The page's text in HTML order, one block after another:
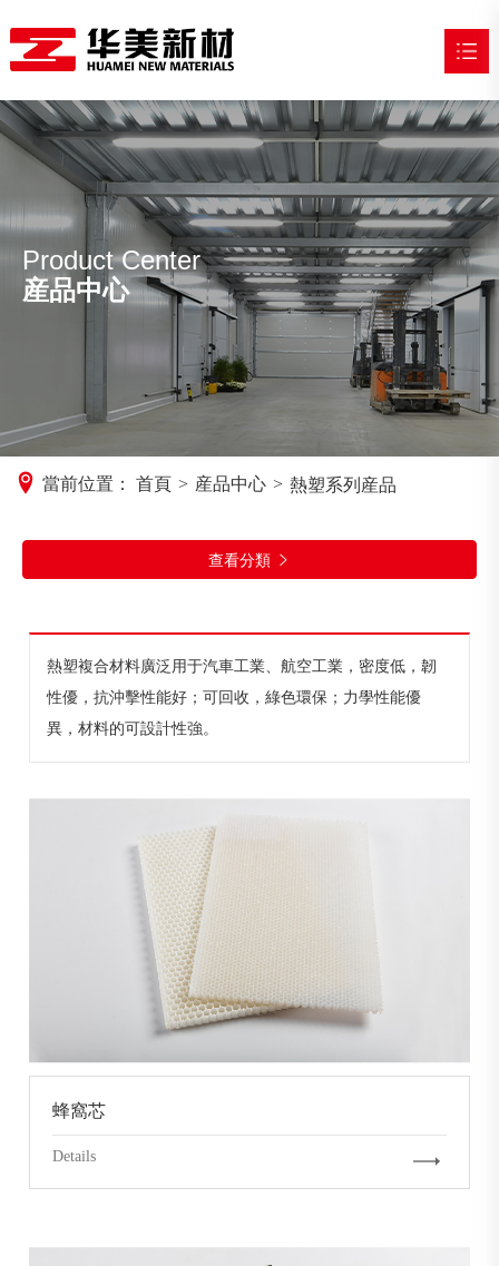
網站首頁
走進華美 
産品中心 
應用領域 


Product Center
産品中心
當前位置： 首頁 > 産品中心 > 熱塑系列産品
查看分類 
熱塑複合材料廣泛用于汽車工業、航空工業，密度低，韌
性優，抗沖擊性能好；可回收，綠色環保；力學性能優
異，材料的可設計性強。
蜂窩芯
Details